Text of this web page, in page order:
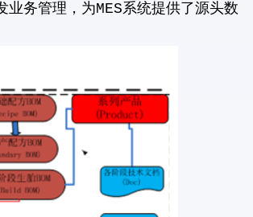
务管理，为MES系统提供了源头数